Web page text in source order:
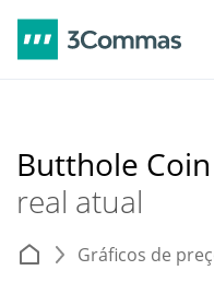
Butthole Coin
real atual
Gráficos de